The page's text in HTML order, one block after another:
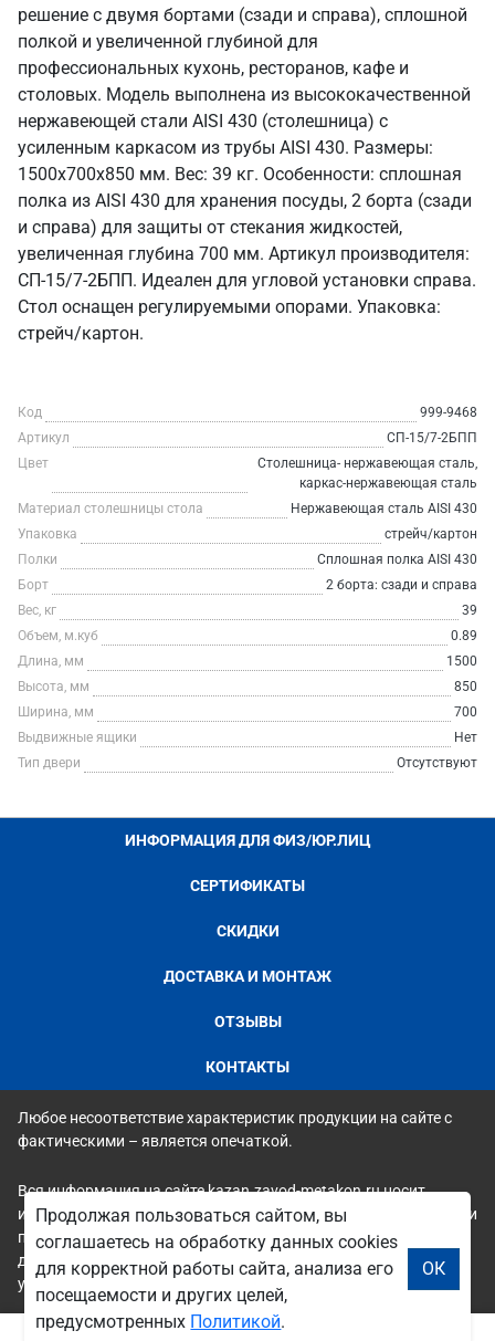
решение с двумя бортами (сзади и справа), сплошной
полкой и увеличенной глубиной для
профессиональных кухонь, ресторанов, кафе и
столовых. Модель выполнена из высококачественной
нержавеющей стали AISI 430 (столешница) с
усиленным каркасом из трубы AISI 430. Размеры:
1500x700x850 мм. Вес: 39 кг. Особенности: сплошная
полка из AISI 430 для хранения посуды, 2 борта (сзади
и справа) для защиты от стекания жидкостей,
увеличенная глубина 700 мм. Артикул производителя:
СП-15/7-2БПП. Идеален для угловой установки справа.
Стол оснащен регулируемыми опорами. Упаковка:
стрейч/картон.
Код
999-9468
Артикул
СП-15/7-2БПП
Цвет
Столешница- нержавеющая сталь,
каркас-нержавеющая сталь
Материал столешницы стола
Нержавеющая сталь AISI 430
Упаковка
стрейч/картон
Полки
Сплошная полка AISI 430
Борт
2 борта: сзади и справа
Вес, кг
39
Объем, м.куб
0.89
Длина, мм
1500
Высота, мм
850
Ширина, мм
700
Выдвижные ящики
Нет
Тип двери
Отсутствуют
ИНФОРМАЦИЯ ДЛЯ ФИЗ/ЮР.ЛИЦ
СЕРТИФИКАТЫ
СКИДКИ
ДОСТАВКА И МОНТАЖ
ОТЗЫВЫ
КОНТАКТЫ
Любое несоответствие характеристик продукции на сайте с
фактическими – является опечаткой.
Вся информация на сайте kazan.zavod-metakon.ru носит
исключительно ознакомительный и справочный характер и ни
при каких условиях не является публичной офертой. Всю
дополнительную информацию можно узнать по телефонам
указанным на сайте.
Продолжая пользоваться сайтом, вы
соглашаетесь на обработку данных cookies
для корректной работы сайта, анализа его
посещаемости и других целей,
предусмотренных Политикой.
ОК